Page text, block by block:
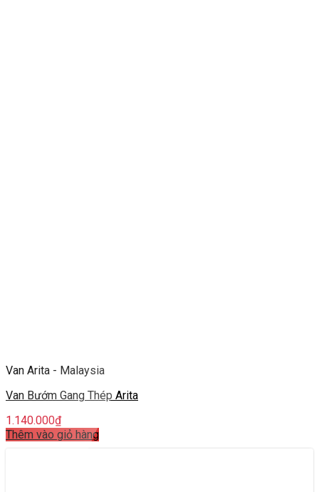
Van Arita - Malaysia
Van Bướm Gang Thép Arita
1.140.000₫
Thêm vào giỏ hàng